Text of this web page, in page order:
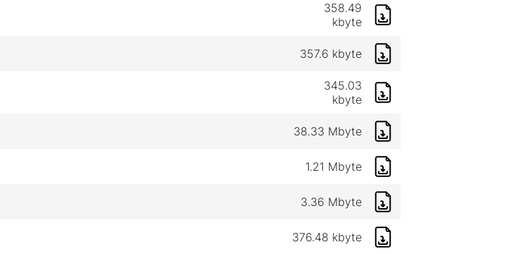
358.49
kbyte
357.6 kbyte
345.03
kbyte
38.33 Mbyte
1.21 Mbyte
3.36 Mbyte
376.48 kbyte